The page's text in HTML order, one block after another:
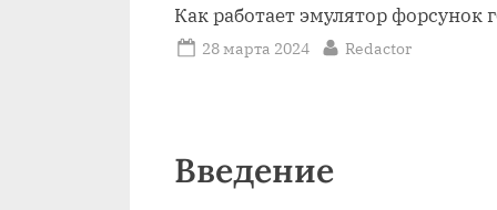
Как работает эмулятор форсунок
Posted
28 марта 2024 By
Redactor
Введение